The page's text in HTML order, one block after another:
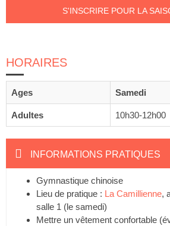
S'INSCRIRE POUR LA
HORAIRES
Ages Samedi
Adultes 10h30-12h00
INFORMATIONS PRATIQUES
Gymnastique chinoise
Lieu de pratique : La Camillienne,
salle 1 (le samedi)
Mettre un vêtement confortable